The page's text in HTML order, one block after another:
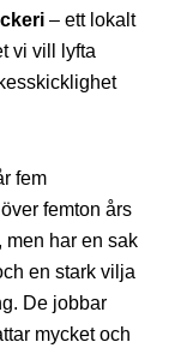
– ett lokalt
vi vill lyfta
fem
femton års
men har en sak
en stark vilja
De jobbar
mycket och